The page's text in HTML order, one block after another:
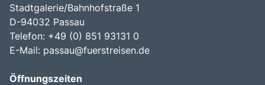
Stadtgalerie/Bahnhofstraße 1
D-94032 Passau
Telefon: +49 (0) 851 93131 0
E-Mail: passau@fuerstreisen.de
Öffnungszeiten